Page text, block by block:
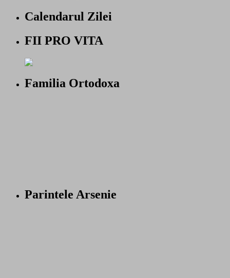
Calendarul Zilei
FII PRO VITA
Familia Ortodoxa
Parintele Arsenie